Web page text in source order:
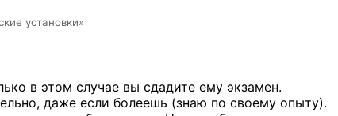
установки»
в этом случае вы сдадите ему экзамен.
даже если болеешь (знаю по своему опыту).